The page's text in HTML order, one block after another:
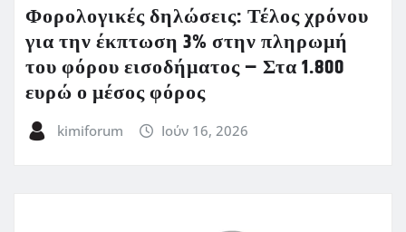
Φορολογικές δηλώσεις: Τέλος χρόνου
για την έκπτωση 3% στην πληρωμή
του φόρου εισοδήματος – Στα 1.800
ευρώ ο μέσος φόρος
kimiforum Ιούν 16, 2026